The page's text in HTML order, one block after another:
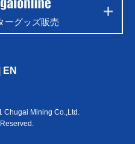
ーグッズ販売
EN
Mining Co.,Ltd.